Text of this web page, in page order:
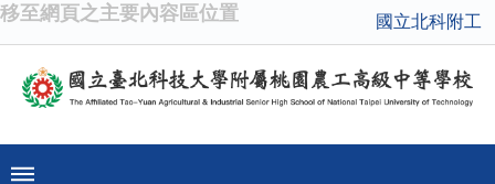
移至網頁之主要內容區位置 國立北科附工